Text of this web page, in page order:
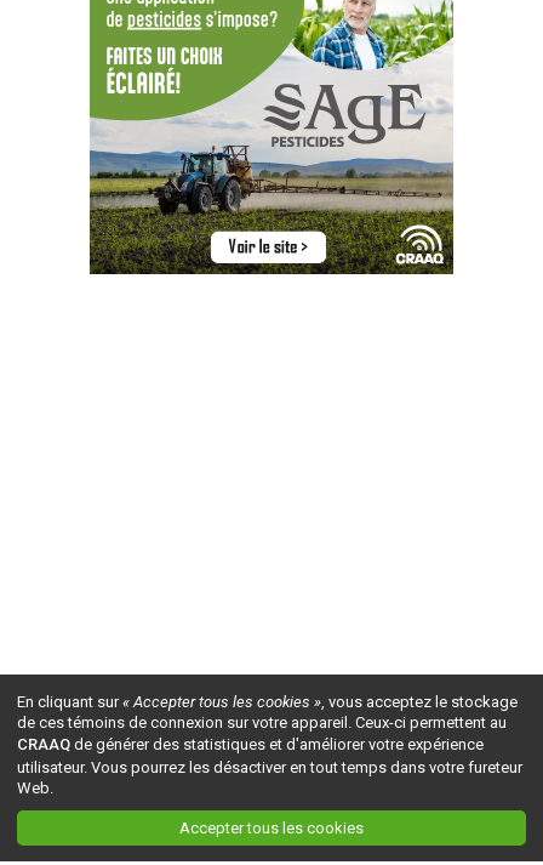
En cliquant sur« Accepter tous les cookies », vous acceptez le stockage
de ces témoins de connexion sur votre appareil. Ceux-ci permettent au
CRAAQ de générer des statistiques et d'améliorer votre expérience
utilisateur. Vous pourrez les désactiver en tout temps dans votre fureteur
Web.
Accepter tous les cookies